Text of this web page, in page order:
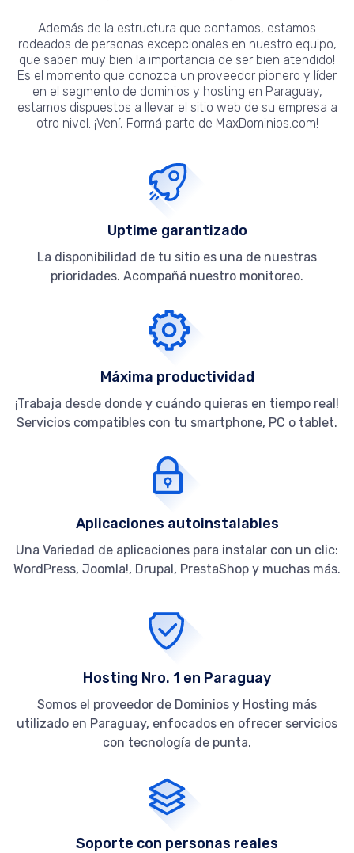
Además de la estructura que contamos, estamos
rodeados de personas excepcionales en nuestro equipo,
que saben muy bien la importancia de ser bien atendido!
Es el momento que conozca un proveedor pionero y líder
en el segmento de dominios y hosting en Paraguay,
estamos dispuestos a llevar el sitio web de su empresa a
otro nivel. ¡Vení, Formá parte de MaxDominios.com!
Uptime garantizado
La disponibilidad de tu sitio es una de nuestras
prioridades. Acompañá nuestro monitoreo.
Máxima productividad
¡Trabaja desde donde y cuándo quieras en tiempo real!
Servicios compatibles con tu smartphone, PC o tablet.
Aplicaciones autoinstalables
Una Variedad de aplicaciones para instalar con un clic:
WordPress, Joomla!, Drupal, PrestaShop y muchas más.
Hosting Nro. 1 en Paraguay
Somos el proveedor de Dominios y Hosting más
utilizado en Paraguay, enfocados en ofrecer servicios
con tecnología de punta.
Soporte con personas reales